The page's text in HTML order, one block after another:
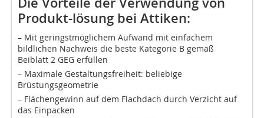
Produkt-lösung bei Attiken:
– Mit geringstmöglichem Aufwand mit einfachem
bildlichen Nachweis die beste Kategorie B gemäß
Beiblatt 2 GEG erfüllen
– Maximale Gestaltungsfreiheit: beliebige
Brüstungsgeometrie
– Flächengewinn auf dem Flachdach durch Verzicht auf
das Einpacken